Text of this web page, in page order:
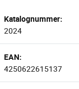
Katalognummer:
2024
EAN:
4250622615137